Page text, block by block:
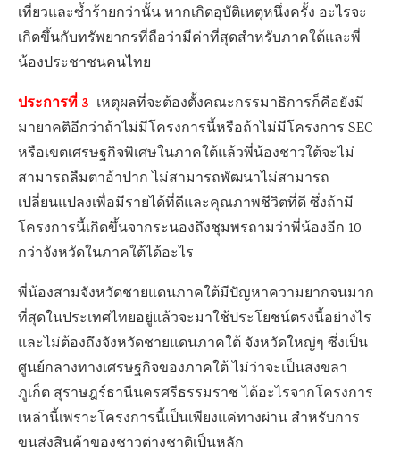
เที่ยวและซ้ำร้ายกว่านั้น หากเกิดอุบัติเหตุหนึ่งครั้ง อะไรจะ
เกิดขึ้นกับทรัพยากรที่ถือว่ามีค่าที่สุดสำหรับภาคใต้และพี่
น้องประชาชนคนไทย
ประการที่ 3 เหตุผลที่จะต้องตั้งคณะกรรมาธิการก็คือยังมี
มายาคติอีกว่าถ้าไม่มีโครงการนี้หรือถ้าไม่มีโครงการ SEC
หรือเขตเศรษฐกิจพิเศษในภาคใต้แล้วพี่น้องชาวใต้จะไม่
สามารถลืมตาอ้าปาก ไม่สามารถพัฒนาไม่สามารถ
เปลี่ยนแปลงเพื่อมีรายได้ที่ดีและคุณภาพชีวิตที่ดี ซึ่งถ้ามี
โครงการนี้เกิดขึ้นจากระนองถึงชุมพรถามว่าพี่น้องอีก 10
กว่าจังหวัดในภาคใต้ได้อะไร
พี่น้องสามจังหวัดชายแดนภาคใต้มีปัญหาความยากจนมาก
ที่สุดในประเทศไทยอยู่แล้วจะมาใช้ประโยชน์ตรงนี้อย่างไร
และไม่ต้องถึงจังหวัดชายแดนภาคใต้ จังหวัดใหญ่ๆ ซึ่งเป็น
ศูนย์กลางทางเศรษฐกิจของภาคใต้ ไม่ว่าจะเป็นสงขลา
ภูเก็ต สุราษฎร์ธานีนครศรีธรรมราช ได้อะไรจากโครงการ
เหล่านี้เพราะโครงการนี้เป็นเพียงแค่ทางผ่าน สำหรับการ
ขนส่งสินค้าของชาวต่างชาติเป็นหลัก